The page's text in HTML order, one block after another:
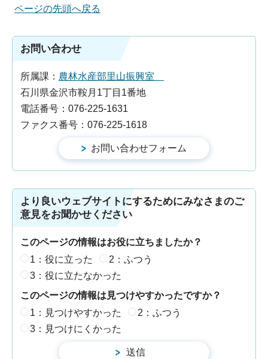
ページの先頭へ戻る
お問い合わせ
所属課： 農林水産部里山振興室
石川県金沢市鞍月1丁目1番地
電話番号：076-225-1631
ファクス番号：076-225-1618
より良いウェブサイトにするためにみなさまのご
意見をお聞かせください
このページの情報はお役に立ちましたか？
1：役に立った
2：ふつう
3：役に立たなかった
このページの情報は見つけやすかったですか？
1：見つけやすかった
2：ふつう
3：見つけにくかった